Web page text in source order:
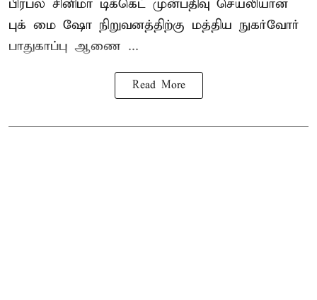
பிரபல சினிமா டிக்கெட் முன்பதிவு செயலியான
புக் மை ஷோ நிறுவனத்திற்கு மத்திய நுகர்வோர்
பாதுகாப்பு ஆணை ...
Read More